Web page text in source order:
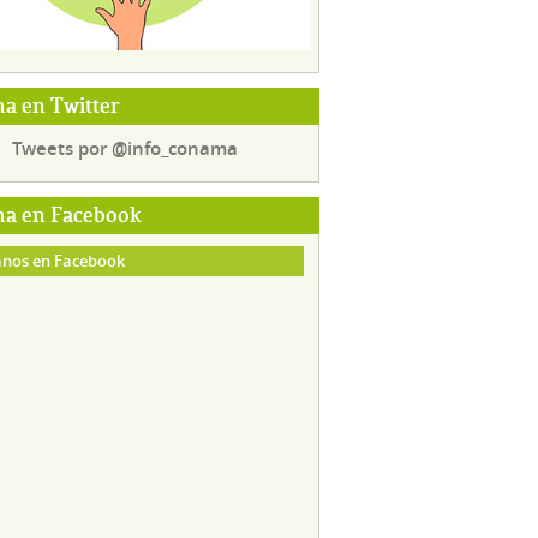
en Twitter
Tweets por @info_conama
en Facebook
en Facebook